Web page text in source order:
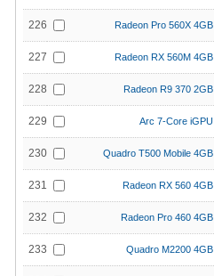
226 Radeon Pro 560X 4GB
227 Radeon RX 560M 4GB
228 Radeon R9 370 2GB
229 Arc 7-Core iGPU
230 Quadro T500 Mobile 4GB
231 Radeon RX 560 4GB
232 Radeon Pro 460 4GB
233 Quadro M2200 4GB